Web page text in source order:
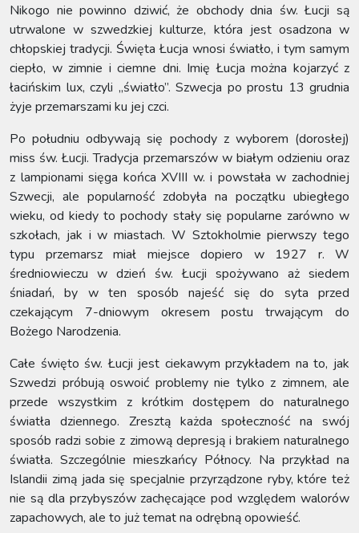
Nikogo nie powinno dziwić, że obchody dnia św. Łucji są
utrwalone w szwedzkiej kulturze, która jest osadzona w
chłopskiej tradycji. Święta Łucja wnosi światło, i tym samym
ciepło, w zimnie i ciemne dni. Imię Łucja można kojarzyć z
łacińskim lux, czyli „światło”. Szwecja po prostu 13 grudnia
żyje przemarszami ku jej czci.
Po południu odbywają się pochody z wyborem (dorosłej)
miss św. Łucji. Tradycja przemarszów w białym odzieniu oraz
z lampionami sięga końca XVIII w. i powstała w zachodniej
Szwecji, ale popularność zdobyła na początku ubiegłego
wieku, od kiedy to pochody stały się popularne zarówno w
szkołach, jak i w miastach. W Sztokholmie pierwszy tego
typu przemarsz miał miejsce dopiero w 1927 r. W
średniowieczu w dzień św. Łucji spożywano aż siedem
śniadań, by w ten sposób najeść się do syta przed
czekającym 7-dniowym okresem postu trwającym do
Bożego Narodzenia.
Całe święto św. Łucji jest ciekawym przykładem na to, jak
Szwedzi próbują oswoić problemy nie tylko z zimnem, ale
przede wszystkim z krótkim dostępem do naturalnego
światła dziennego. Zresztą każda społeczność na swój
sposób radzi sobie z zimową depresją i brakiem naturalnego
światła. Szczególnie mieszkańcy Północy. Na przykład na
Islandii zimą jada się specjalnie przyrządzone ryby, które też
nie są dla przybyszów zachęcające pod względem walorów
zapachowych, ale to już temat na odrębną opowieść.